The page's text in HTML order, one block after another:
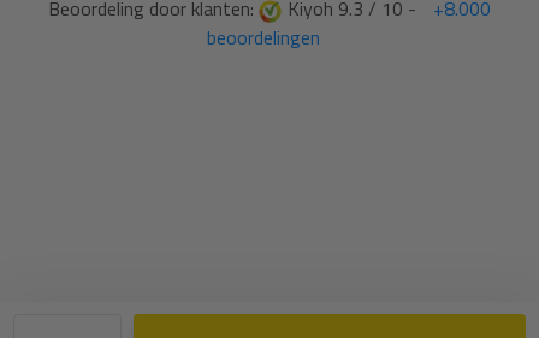
Beoordeling door klanten:
Kiyoh 9.3 / 10 -
+8.000
beoordelingen